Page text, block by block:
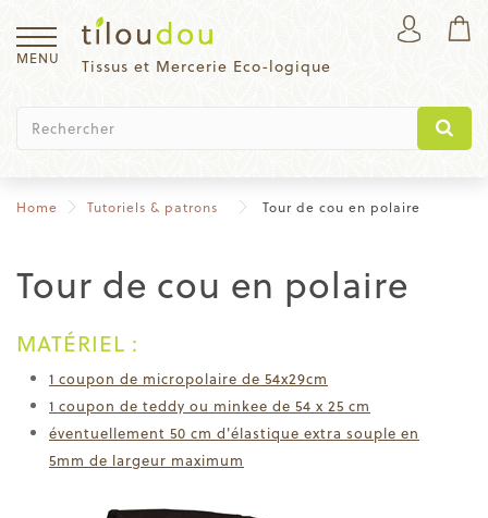
Tissus et Mercerie Eco-logique
MENU
Home Tutoriels & patrons Tour de cou en polaire
Tour de cou en polaire
MATÉRIEL :
1 coupon de micropolaire de 54x29cm
1 coupon de teddy ou minkee de 54 x 25 cm
éventuellement 50 cm d'élastique extra souple en
5mm de largeur maximum